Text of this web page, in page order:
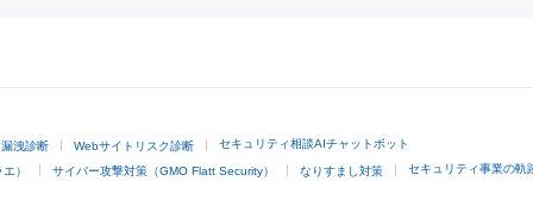
洩診断 Webサイトリスク診断 セキュリティ相談AIチャットボット
） サイバー攻撃対策（GMO Flatt Security） なりすまし対策 セキュリティ事業の軌